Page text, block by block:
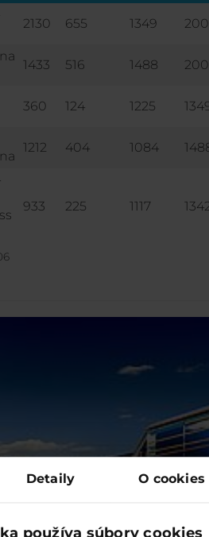
Detaily O cookies
používa súbory cookies
2130 655 1349
1433 516 1488
360 124 1225
1212 404 1084
933 225 1117